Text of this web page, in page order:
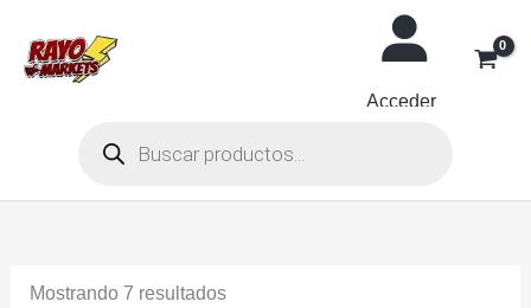
contenido
Acceder
productos
Mostrando 7 resultados